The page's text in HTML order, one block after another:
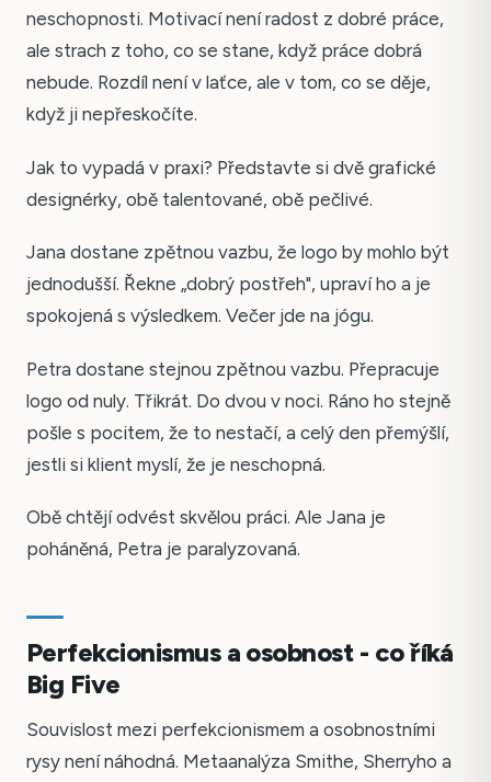
neschopnosti. Motivací není radost z dobré práce,
ale strach z toho, co se stane, když práce dobrá
nebude. Rozdíl není v laťce, ale v tom, co se děje,
když ji nepřeskočíte.
Jak to vypadá v praxi? Představte si dvě grafické
designérky, obě talentované, obě pečlivé.
Jana dostane zpětnou vazbu, že logo by mohlo být
jednodušší. Řekne „dobrý postřeh", upraví ho a je
spokojená s výsledkem. Večer jde na jógu.
Petra dostane stejnou zpětnou vazbu. Přepracuje
logo od nuly. Třikrát. Do dvou v noci. Ráno ho stejně
pošle s pocitem, že to nestačí, a celý den přemýšlí,
jestli si klient myslí, že je neschopná.
Obě chtějí odvést skvělou práci. Ale Jana je
poháněná, Petra je paralyzovaná.
Perfekcionismus a osobnost - co říká
Big Five
Souvislost mezi perfekcionismem a osobnostními
rysy není náhodná. Metaanalýza Smithe, Sherryho a